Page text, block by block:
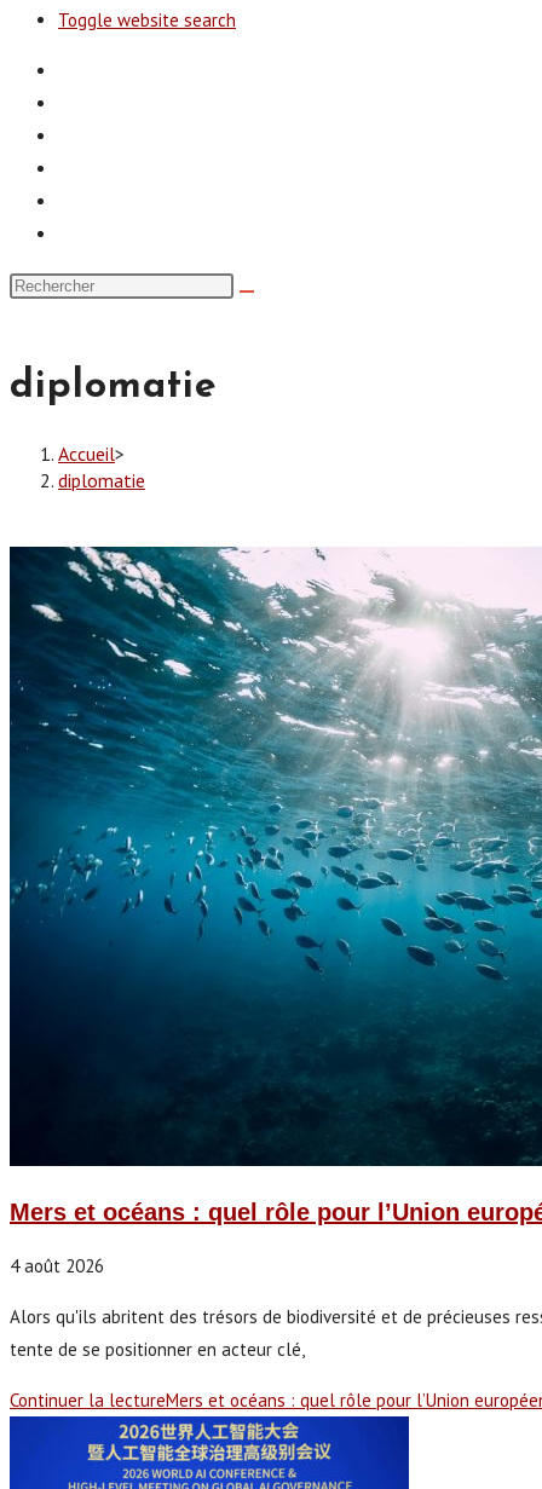
Toggle website search
diplomatie
Accueil>
diplomatie
Mers et océans : quel rôle pour l’Union
4 août 2026
Alors qu'ils abritent des trésors de biodiversité et de précieuses
tente de se positionner en acteur clé,
Continuer la lectureMers et océans : quel rôle pour l’Union